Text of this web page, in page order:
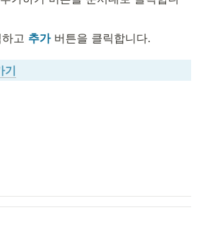
고 추가 버튼을 클릭합니다.
기